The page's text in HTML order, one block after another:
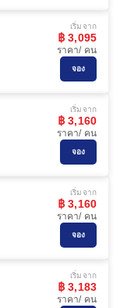
เริ่มจาก
฿ 3,095
ราคา/ คน
จอง
เริ่มจาก
฿ 3,160
ราคา/ คน
จอง
เริ่มจาก
฿ 3,160
ราคา/ คน
จอง
เริ่มจาก
฿ 3,183
ราคา/ คน